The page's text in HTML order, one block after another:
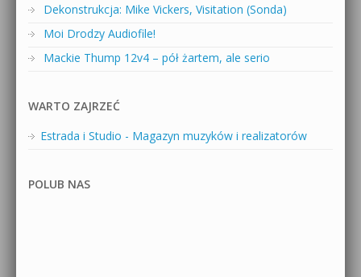
Dekonstrukcja: Mike Vickers, Visitation (Sonda)
Moi Drodzy Audiofile!
Mackie Thump 12v4 – pół żartem, ale serio
WARTO ZAJRZEĆ
Estrada i Studio - Magazyn muzyków i realizatorów
POLUB NAS